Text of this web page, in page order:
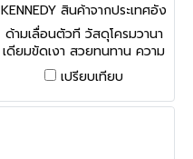
KENNEDY สินค้าจากประเทศอัง
กฤษ-1
ด้ามเลื่อนตัวที วัสดุโครมวานา
เดียมขัดเงา สวยทนทาน ความ
ยาว 485 มม. Kennedy
Sliding ‘T’ Handle, 3/4
เปรียบเทียบ